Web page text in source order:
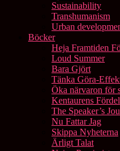
Sustainability
Transhumanism
Urban
Böcker
Heja Framtiden
Loud Summer
Bara Gjört
Tänka Göra-
Öka närvaron för
Kentaurens Fördel
The Speaker’s
Nu Fattar Jag
Skippa Nyheterna
Ärligt Talat